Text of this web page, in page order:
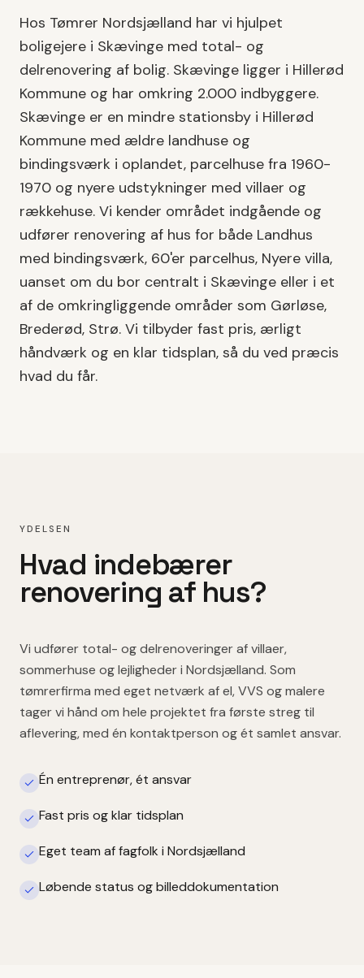
Hos Tømrer Nordsjælland har vi hjulpet
boligejere i Skævinge med total- og
delrenovering af bolig. Skævinge ligger i Hillerød
Kommune og har omkring 2.000 indbyggere.
Skævinge er en mindre stationsby i Hillerød
Kommune med ældre landhuse og
bindingsværk i oplandet, parcelhuse fra 1960-
1970 og nyere udstykninger med villaer og
rækkehuse. Vi kender området indgående og
udfører renovering af hus for både Landhus
med bindingsværk, 60'er parcelhus, Nyere villa,
uanset om du bor centralt i Skævinge eller i et
af de omkringliggende områder som Gørløse,
Brederød, Strø. Vi tilbyder fast pris, ærligt
håndværk og en klar tidsplan, så du ved præcis
hvad du får.
YDELSEN
Hvad indebærer
renovering af hus?
Vi udfører total- og delrenoveringer af villaer,
sommerhuse og lejligheder i Nordsjælland. Som
tømrerfirma med eget netværk af el, VVS og malere
tager vi hånd om hele projektet fra første streg til
aflevering, med én kontaktperson og ét samlet ansvar.
Én entreprenør, ét ansvar
Fast pris og klar tidsplan
Eget team af fagfolk i Nordsjælland
Løbende status og billeddokumentation